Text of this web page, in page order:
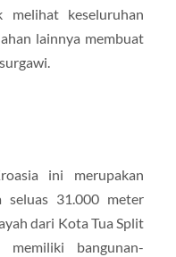
keseluruhan
lainnya membuat
ini merupakan
seluas 31.000 meter
dari Kota Tua Split
bangunan-